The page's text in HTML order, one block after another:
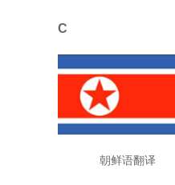
C
朝鲜语翻译